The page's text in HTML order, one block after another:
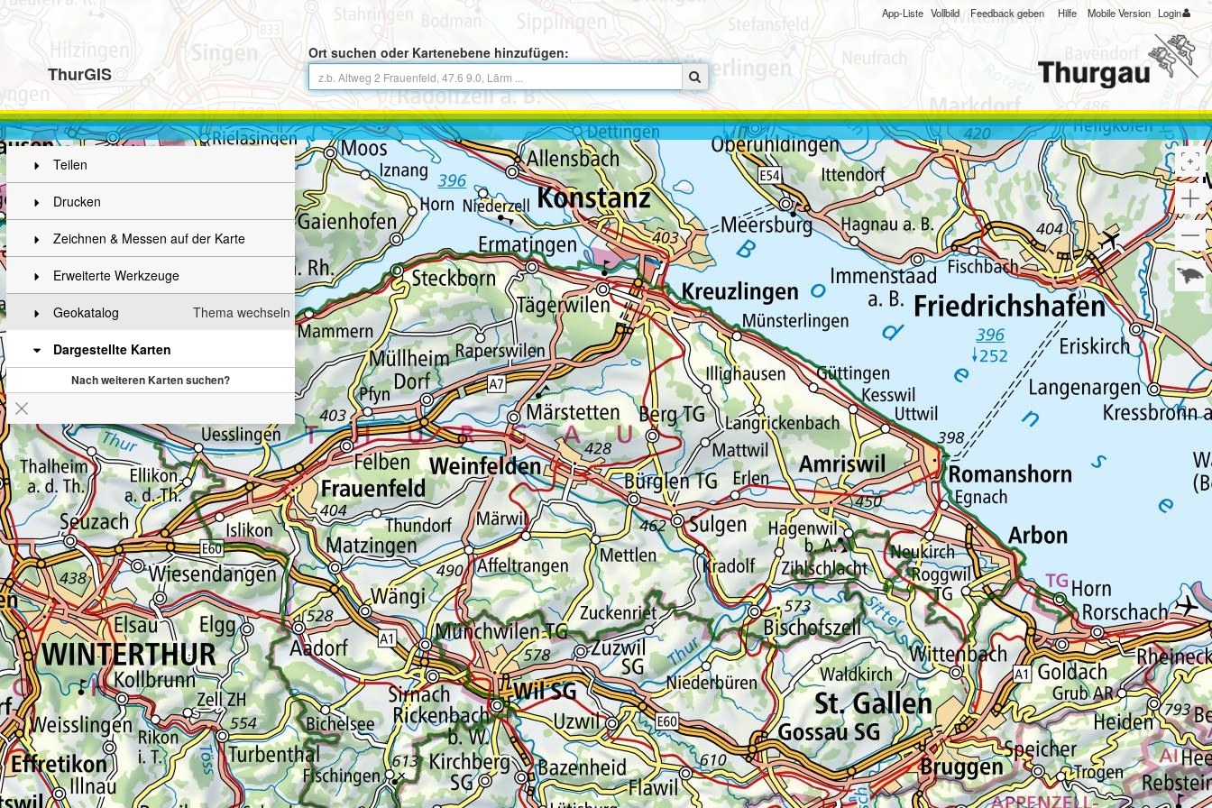
ThurGIS
Ort suchen oder Kartenebene hinzufügen:
App-Liste Vollbild Feedback geben Hilfe Mobile Version Login
Teilen
Drucken
Zeichnen & Messen auf der Karte
Erweiterte Werkzeuge
Thema wechseln
Geokatalog
Dargestellte Karten
Nach weiteren Karten suchen?